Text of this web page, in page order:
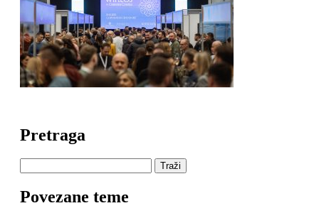
Pretraga
Traži
Povezane teme